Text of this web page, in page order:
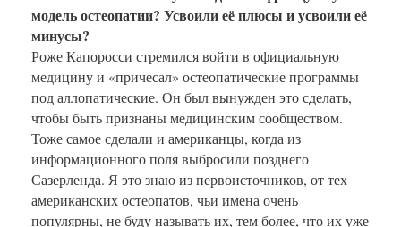
модель остеопатии? Усвоили её плюсы и усвоили её
минусы?
Роже Капоросси стремился войти в официальную
медицину и «причесал» остеопатические программы
под аллопатические. Он был вынужден это сделать,
чтобы быть признаны медицинским сообществом.
Тоже самое сделали и американцы, когда из
информационного поля выбросили позднего
Сазерленда. Я это знаю из первоисточников, от тех
американских остеопатов, чьи имена очень
популярны, не буду называть их, тем более, что их уже